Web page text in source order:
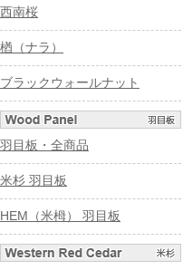
西南桜
楢（ナラ）
ブラックウォールナット
羽目板・全商品
米杉 羽目板
HEM（米栂） 羽目板